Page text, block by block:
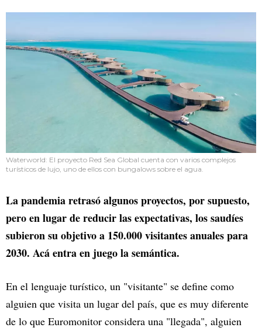
Waterworld: El proyecto Red Sea Global cuenta con varios complejos
turísticos de lujo, uno de ellos con bungalows sobre el agua.
La pandemia retrasó algunos proyectos, por supuesto,
pero en lugar de reducir las expectativas, los saudíes
subieron su objetivo a 150.000 visitantes anuales para
2030. Acá entra en juego la semántica.
En el lenguaje turístico, un "visitante" se define como
alguien que visita un lugar del país, que es muy diferente
de lo que Euromonitor considera una "llegada", alguien